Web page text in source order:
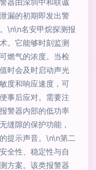
漏的初期即发出警
\n\n名安甲烷探测报
。它能够时刻监测
燃气的浓度。当检
时会及时启动声光
度和响应速度，可
事后应对。需要注
警器内部的低功率
缝隙的保护功能，
提示声音。\n\n第二
全性、稳定性与自
方案。该类报警器